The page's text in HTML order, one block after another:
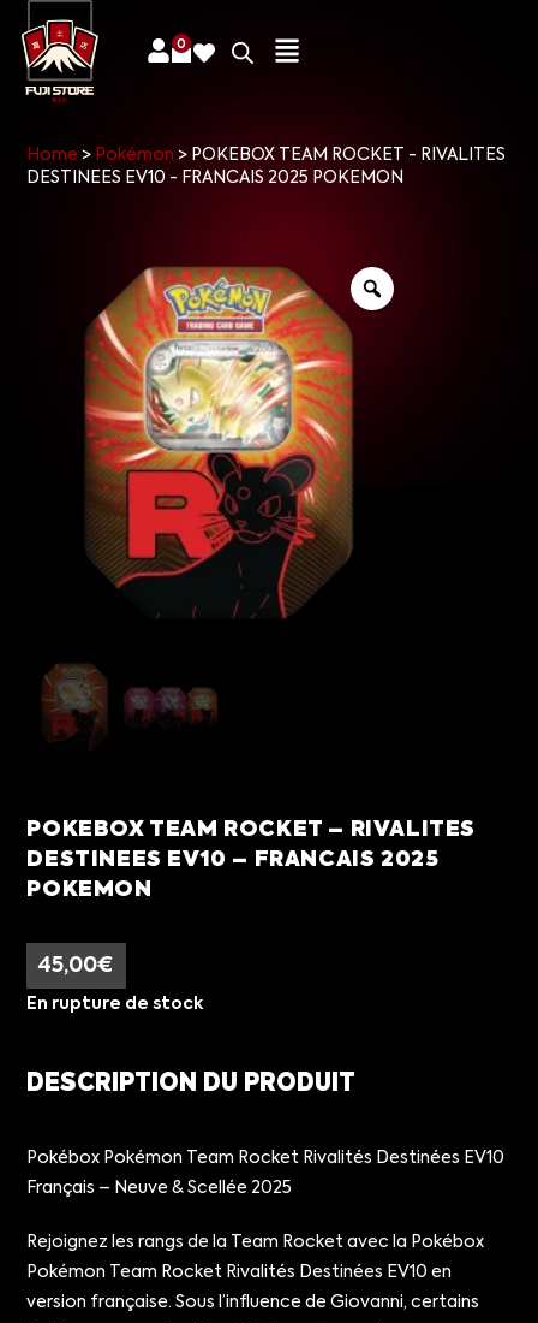
0
Home > Pokémon > POKEBOX TEAM ROCKET - RIVALITES
DESTINEES EV10 - FRANCAIS 2025 POKEMON
POKEBOX TEAM ROCKET – RIVALITES
DESTINEES EV10 – FRANCAIS 2025
POKEMON
45,00€
En rupture de stock
DESCRIPTION DU PRODUIT
Pokébox Pokémon Team Rocket Rivalités Destinées EV10
Français – Neuve & Scellée 2025
Rejoignez les rangs de la Team Rocket avec la Pokébox
Pokémon Team Rocket Rivalités Destinées EV10 en
version française. Sous l’influence de Giovanni, certains